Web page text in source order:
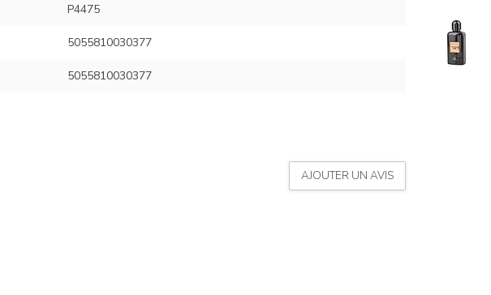
P4475
5055810030377
5055810030377
AJOUTER UN AVIS